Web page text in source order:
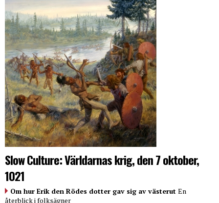
Slow Culture: Världarnas krig, den 7 oktober,
1021
Om hur Erik den Rödes dotter gav sig av västerut En
återblick i folksägner